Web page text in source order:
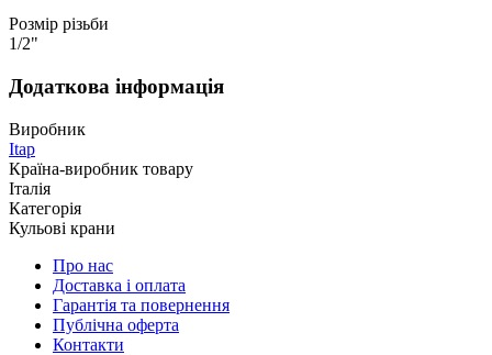
Розмір різьби
1/2"
Додаткова інформація
Виробник
Itap
Країна-виробник товару
Італія
Категорія
Кульові крани
Про нас
Доставка і оплата
Гарантія та повернення
Публічна оферта
Контакти